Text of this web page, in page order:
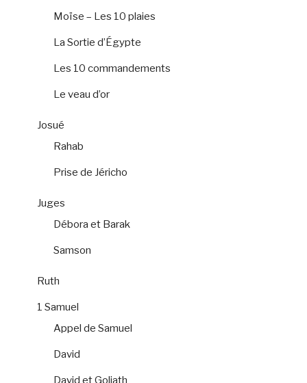
Moïse – Les 10 plaies
La Sortie d’Égypte
Les 10 commandements
Le veau d’or
Josué
Rahab
Prise de Jéricho
Juges
Débora et Barak
Samson
Ruth
1 Samuel
Appel de Samuel
David
David et Goliath